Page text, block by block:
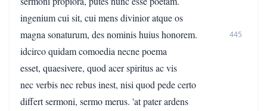
ingenium cui sit, cui mens divinior atque os
magna sonaturum, des nominis huius honorem.
445
idcirco quidam comoedia necne poema
esset, quaesivere, quod acer spiritus ac vis
nec verbis nec rebus inest, nisi quod pede certo
differt sermoni, sermo merus. 'at pater ardens